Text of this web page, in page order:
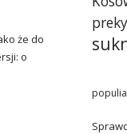
że do
o